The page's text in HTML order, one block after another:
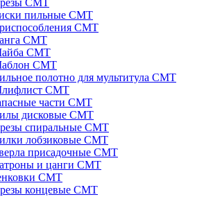
CMT
пильные CMT
СМТ
CMT
CMT
CMT
полотно для мультитула CMT
CMT
части CMT
дисковые CMT
спиральные CMT
лобзиковые СМТ
присадочные СМТ
и цанги CMT
СМТ
концевые CMT